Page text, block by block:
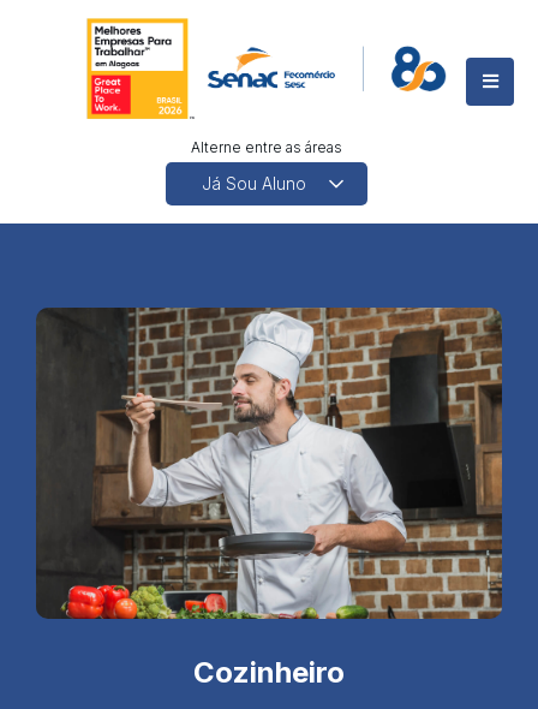
Alterne entre as áreas
Cozinheiro